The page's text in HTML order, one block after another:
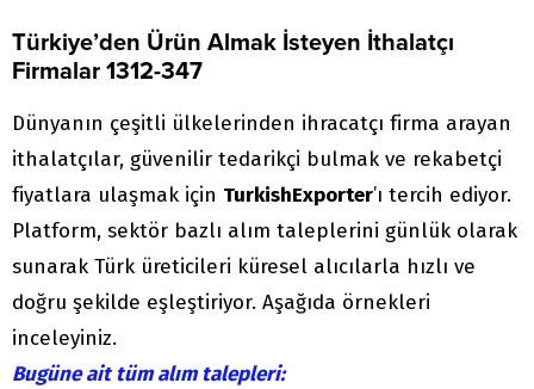
Türkiye’den Ürün Almak İsteyen İthalatçı
Firmalar 1312-347
Dünyanın çeşitli ülkelerinden ihracatçı firma arayan
ithalatçılar, güvenilir tedarikçi bulmak ve rekabetçi
fiyatlara ulaşmak için TurkishExporter’ı tercih ediyor.
Platform, sektör bazlı alım taleplerini günlük olarak
sunarak Türk üreticileri küresel alıcılarla hızlı ve
doğru şekilde eşleştiriyor. Aşağıda örnekleri
inceleyiniz.
Bugüne ait tüm alım talepleri: